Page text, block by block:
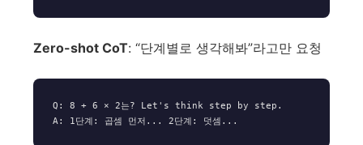
Zero-shot CoT: “단계별로 생각해봐”라고만 요청
Q: 8 + 6 × 2는? Let's think step by step.